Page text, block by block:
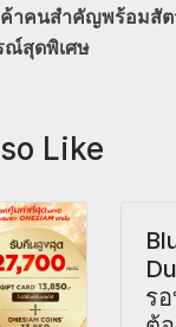
ค้าคนสำคัญพร้อมสัต
ณ์สุดพิเศษ
Like
ร